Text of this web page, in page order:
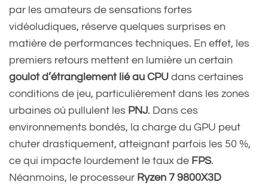
par les amateurs de sensations fortes
vidéoludiques, réserve quelques surprises en
matière de performances techniques. En effet, les
premiers retours mettent en lumière un certain
goulot d’étranglement lié au CPU dans certaines
conditions de jeu, particulièrement dans les zones
urbaines où pullulent les PNJ. Dans ces
environnements bondés, la charge du GPU peut
chuter drastiquement, atteignant parfois les 50 %,
ce qui impacte lourdement le taux de FPS.
Néanmoins, le processeur Ryzen 7 9800X3D